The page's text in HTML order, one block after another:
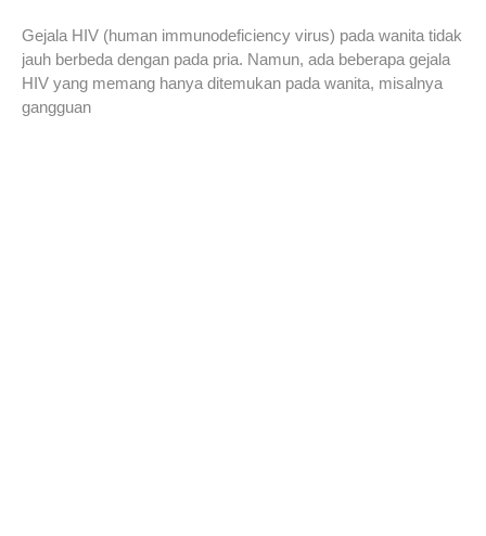
Gejala HIV (human immunodeficiency virus) pada wanita tidak
jauh berbeda dengan pada pria. Namun, ada beberapa gejala
HIV yang memang hanya ditemukan pada wanita, misalnya
gangguan